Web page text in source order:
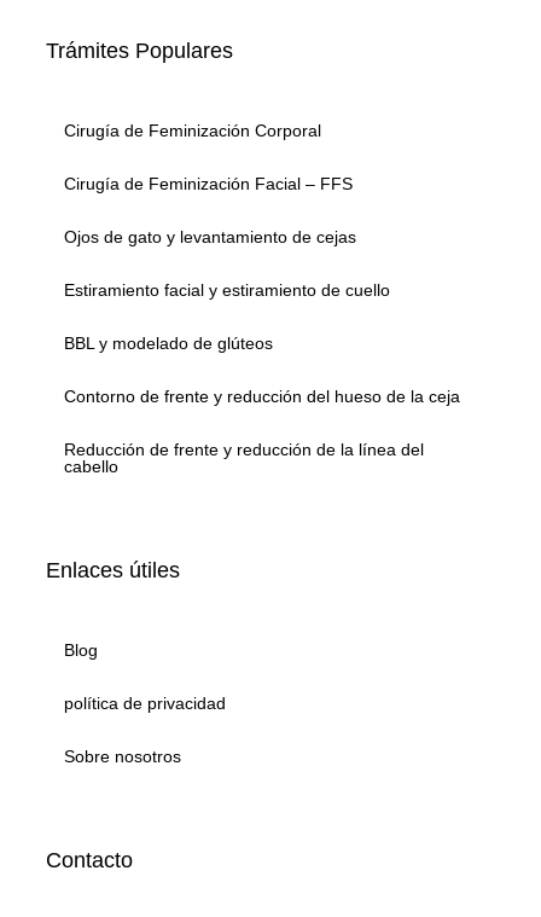
Trámites Populares
Cirugía de Feminización Corporal
Cirugía de Feminización Facial – FFS
Ojos de gato y levantamiento de cejas
Estiramiento facial y estiramiento de cuello
BBL y modelado de glúteos
Contorno de frente y reducción del hueso de la ceja
Reducción de frente y reducción de la línea del
cabello
Enlaces útiles
Blog
política de privacidad
Sobre nosotros
Contacto